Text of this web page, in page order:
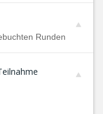
Runden